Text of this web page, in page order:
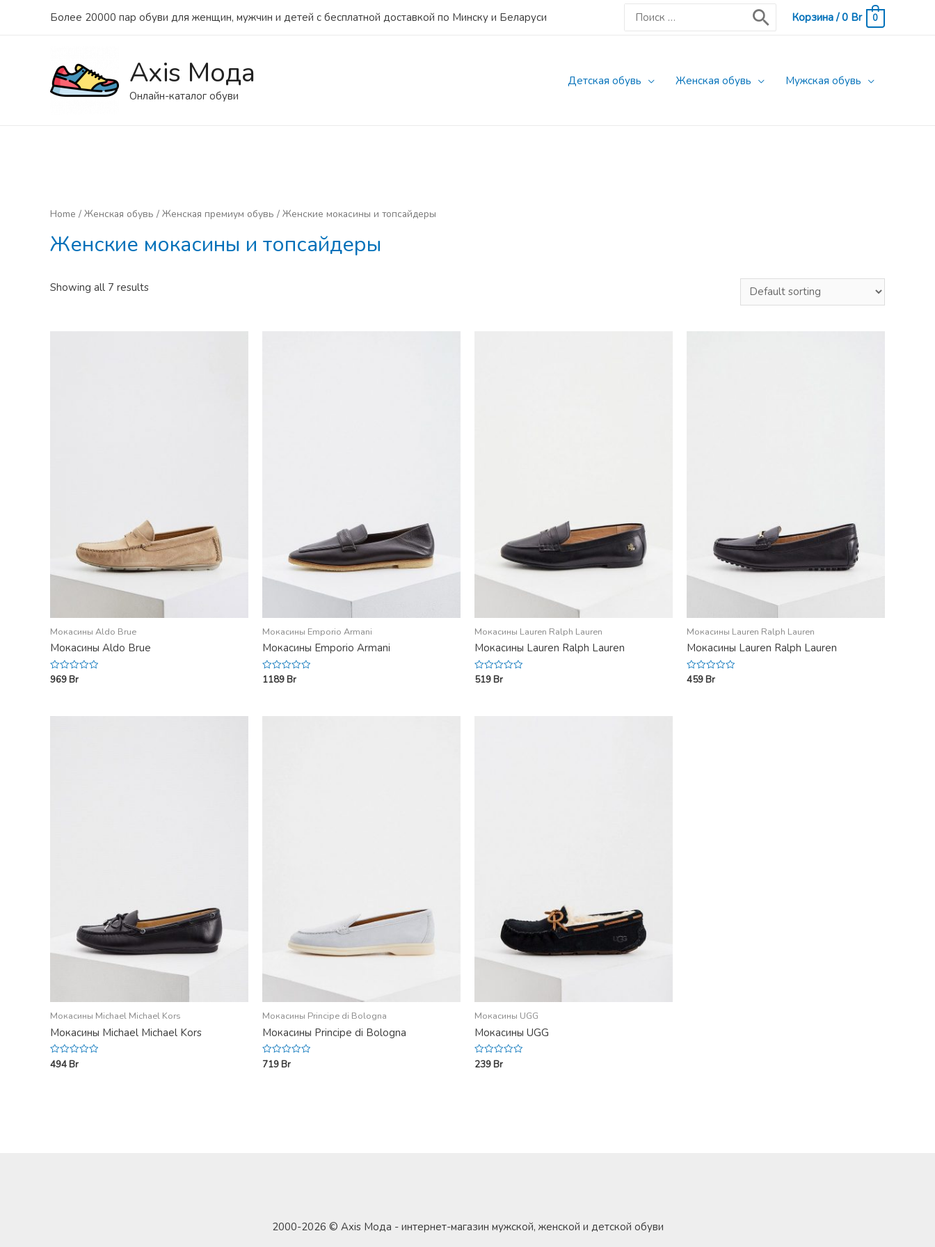
Более 20000 пар обуви для женщин, мужчин и детей с бесплатной доставкой по Минску и Беларуси Поиск: Корзина/0 Br 0
Axis Мода
Онлайн-каталог обуви
Детская обувь Женская обувь Мужская обувь
Home / Женская обувь / Женская премиум обувь / Женские мокасины и топсайдеры
Женские мокасины и топсайдеры
Showing all 7 results
Мокасины Aldo Brue
Мокасины Aldo Brue
Rated
0
969Br
Мокасины Emporio Armani
Мокасины Emporio Armani
Rated
0
1189Br
Мокасины Lauren Ralph Lauren
Мокасины Lauren Ralph Lauren
Rated
0
519Br
Мокасины Lauren Ralph Lauren
Мокасины Lauren Ralph Lauren
Rated
0
459Br
Мокасины Michael Michael Kors
Мокасины Michael Michael Kors
Rated
0
494Br
Мокасины Principe di Bologna
Мокасины Principe di Bologna
Rated
0719Br
Мокасины UGG
Мокасины UGG
Rated
0
239Br
2000-2026 © Axis Мода - интернет-магазин мужской, женской и детской обуви